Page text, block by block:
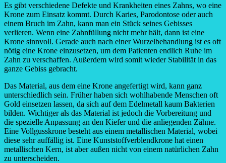
Es gibt verschiedene Defekte und Krankheiten eines Zahns, wo eine
Krone zum Einsatz kommt. Durch Karies, Parodontose oder auch
einem Bruch im Zahn, kann man ein Stück seines Gebisses
verlieren. Wenn eine Zahnfüllung nicht mehr hält, dann ist eine
Krone sinnvoll. Gerade auch nach einer Wurzelbehandlung ist es oft
nötig eine Krone einzusetzen, um dem Patienten endlich Ruhe im
Zahn zu verschaffen. Außerdem wird somit wieder Stabilität in das
ganze Gebiss gebracht.
Das Material, aus dem eine Krone angefertigt wird, kann ganz
unterschiedlich sein. Früher haben sich wohlhabende Menschen oft
Gold einsetzen lassen, da sich auf dem Edelmetall kaum Bakterien
bilden. Wichtiger als das Material ist jedoch die Vorbereitung und
die spezielle Anpassung an den Kiefer und die anliegenden Zähne.
Eine Vollgusskrone besteht aus einem metallischen Material, wobei
diese sehr auffällig ist. Eine Kunststoffverblendkrone hat einen
metallischen Kern, ist aber außen nicht von einem natürlichen Zahn
zu unterscheiden.